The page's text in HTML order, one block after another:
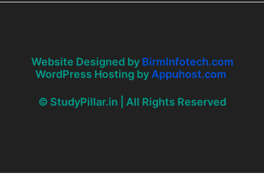
Website Designed by BirmInfotech.com
WordPress Hosting by Appuhost.com
© StudyPillar.in | All Rights Reserved